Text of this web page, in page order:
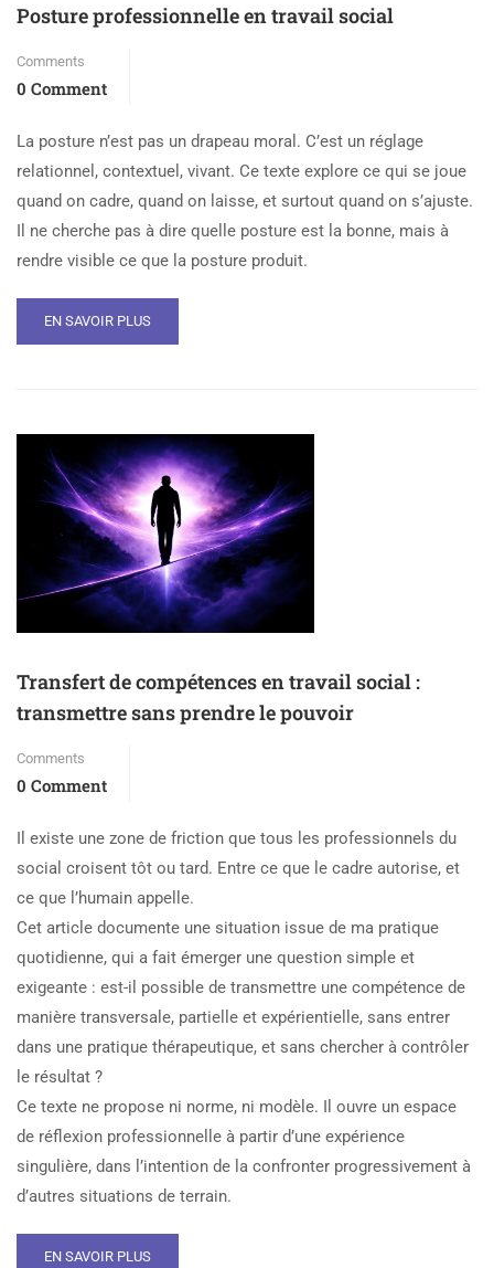
Posture professionnelle en travail social
Comments
0 Comment
La posture n’est pas un drapeau moral. C’est un réglage
relationnel, contextuel, vivant. Ce texte explore ce qui se joue
quand on cadre, quand on laisse, et surtout quand on s’ajuste.
Il ne cherche pas à dire quelle posture est la bonne, mais à
rendre visible ce que la posture produit.
EN SAVOIR PLUS
Transfert de compétences en travail social :
transmettre sans prendre le pouvoir
Comments
0 Comment
Il existe une zone de friction que tous les professionnels du
social croisent tôt ou tard. Entre ce que le cadre autorise, et
ce que l’humain appelle.
Cet article documente une situation issue de ma pratique
quotidienne, qui a fait émerger une question simple et
exigeante : est-il possible de transmettre une compétence de
manière transversale, partielle et expérientielle, sans entrer
dans une pratique thérapeutique, et sans chercher à contrôler
le résultat ?
Ce texte ne propose ni norme, ni modèle. Il ouvre un espace
de réflexion professionnelle à partir d’une expérience
singulière, dans l’intention de la confronter progressivement à
d’autres situations de terrain.
EN SAVOIR PLUS